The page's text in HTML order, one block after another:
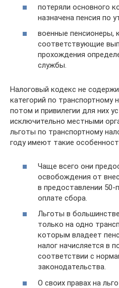
потеряли основного
назначена пенсия по
военные пенсионеры,
соответствующие
прохождения
службы.
Налоговый кодекс не
категорий по транспортному
потом и привилегии для них
исключительно местными
льготы по транспортному
году имеют такие
Чаще всего они
освобождения от
в предоставлении 50-
оплате сбора.
Льготы в
только на одно
которым владеет
налог начисляется в
соответствии с
законодательства.
О своих правах на